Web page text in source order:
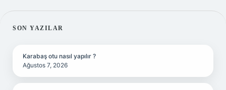
SIDEBAR
SON YAZILAR
Karabaş otu nasıl yapılır ?
Ağustos 7, 2026